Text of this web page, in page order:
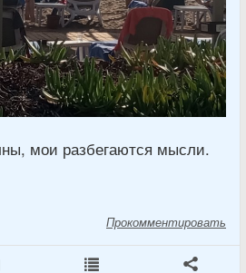
мои разбегаются мысли.
Прокомментировать